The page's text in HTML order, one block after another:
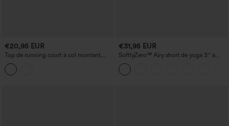
€20,95 EUR
Top de running court à col montant,
manches courtes et œillets — brassière
de sport non incluse.
€31,95 EUR
SoftlyZero™ Airy short de yoga 3'' à
taille haute, froncé, InstantCool, avec
poches